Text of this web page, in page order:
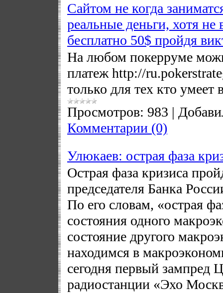
Сайтом не когда
реальные деньги, хотя
бесплатно 50$ пройдя
На любом покерруме
платеж http://
только для тех кто умеет
Просмотров: 983 |
Комментарии (0)
Улюкаев: острая фаза
Острая фаза кризиса
председателя Банка
По его словам, «острая
состояния одного
состояние другого
находимся в
сегодня первый зампред
радиостанции «Эхо